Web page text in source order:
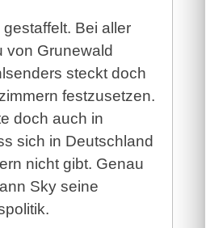
Bei aller
von Grunewald
steckt doch
festzusetzen.
doch auch in
sich in Deutschland
nicht gibt. Genau
Sky seine